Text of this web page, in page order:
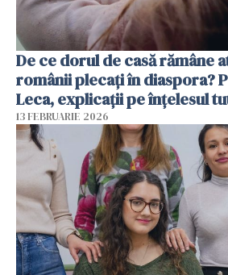
De ce dorul de casă rămâne
românii plecați în diaspora?
Leca, explicații pe înțelesul
13 FEBRUARIE 2026